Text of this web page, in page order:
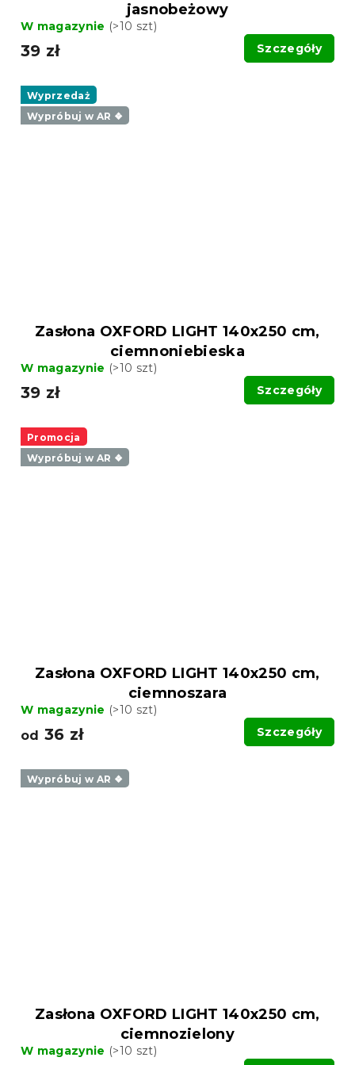
jasnobeżowy
W magazynie (>10 szt)
39 zł Szczegóły
Wyprzedaż
Wypróbuj w AR ❖
Zasłona OXFORD LIGHT 140x250 cm,
ciemnoniebieska
W magazynie (>10 szt)
39 zł Szczegóły
Promocja
Wypróbuj w AR ❖
Zasłona OXFORD LIGHT 140x250 cm,
ciemnoszara
W magazynie (>10 szt)
od 36 zł Szczegóły
Wypróbuj w AR ❖
Zasłona OXFORD LIGHT 140x250 cm,
ciemnozielony
W magazynie (>10 szt)